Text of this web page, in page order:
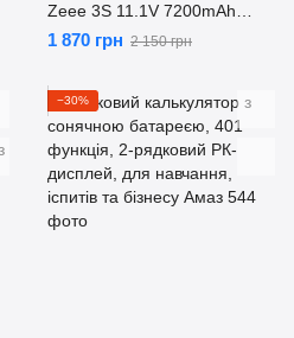
Zeee 3S 11.1V 7200mAh
120C з T-Plug (Deans) для
вантажівок
1 870 грн 2 150 грн
−30%